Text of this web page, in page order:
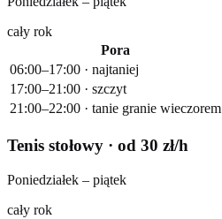
cały rok
Pora
06:00–17:00 · najtaniej
17:00–21:00 · szczyt
21:00–22:00 · tanie granie wieczorem
Tenis stołowy · od 30 zł/h
Poniedziałek – piątek
cały rok